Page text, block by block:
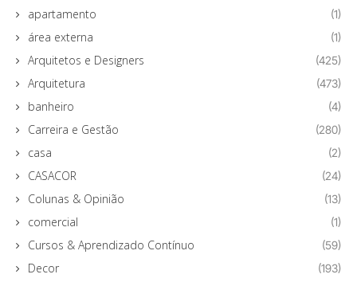
apartamento (1)
área externa (1)
Arquitetos e Designers (425)
Arquitetura (473)
banheiro (4)
Carreira e Gestão (280)
casa (2)
CASACOR (24)
Colunas & Opinião (13)
comercial (1)
Cursos & Aprendizado Contínuo (59)
Decor (193)